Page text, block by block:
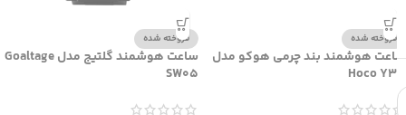
فروخته شده
ساعت هوشمند بند چرمی هوکو مدل
Hoco Y35
فروخته شده
ساعت هوشمند گلتیج مدل Goaltage
SW05